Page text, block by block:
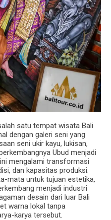
satu tempat wisata Bali
dengan galeri seni yang
seni ukir kayu, lukisan,
Ubud menjadi
mengalami transformasi
dan kapasitas produksi.
mata untuk tujuan estetika,
menjadi industri
desain dari luar Bali
warna lokal tanpa
karya tersebut.